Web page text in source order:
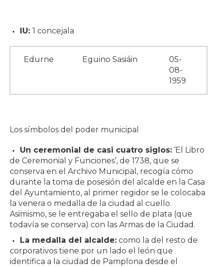
IU: 1 concejala
Edurne Eguino Sasiáin
05-
08-
1959
Los símbolos del poder municipal
Un ceremonial de casi cuatro siglos: ‘El Libro
de Ceremonial y Funciones’, de 1738, que se
conserva en el Archivo Municipal, recogía cómo
durante la toma de posesión del alcalde en la Casa
del Ayuntamiento, al primer regidor se le colocaba
la venera o medalla de la ciudad al cuello.
Asimismo, se le entregaba el sello de plata (que
todavía se conserva) con las Armas de la Ciudad.
La medalla del alcalde: como la del resto de
corporativos tiene por un lado el león que
identifica a la ciudad de Pamplona desde el